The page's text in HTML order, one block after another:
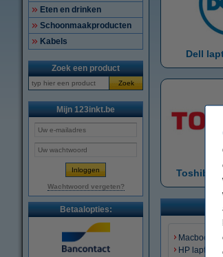
Eten en drinken
Schoonmaakproducten
Kabels
Zoek een product
Zoek
Mijn 123inkt.be
Wachtwoord vergeten?
Betaalopties:
Dell
Toshiba
Macbook
HP laptop